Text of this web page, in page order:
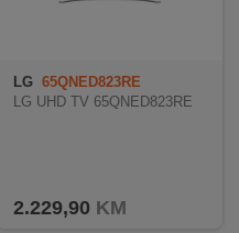
LG 65QNED823RE
LG UHD TV 65QNED823RE
2.229,90 KM